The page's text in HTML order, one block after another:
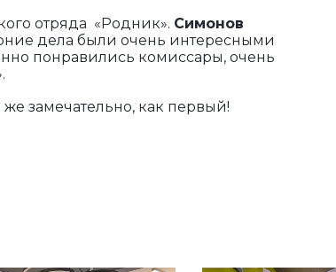
отряда «Родник». Симонов
дела были очень интересными
понравились комиссары, очень
замечательно, как первый!